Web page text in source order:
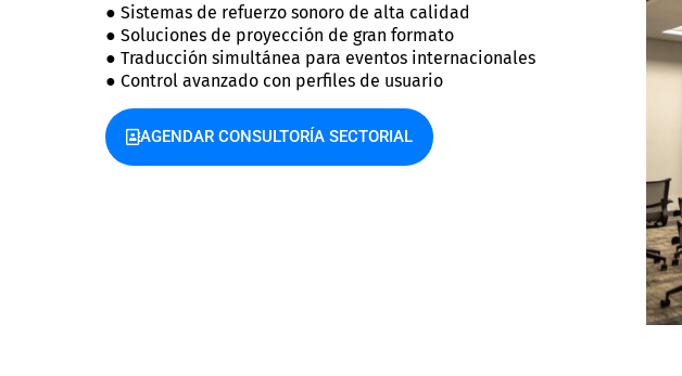
● Sistemas de refuerzo sonoro de alta calidad
● Soluciones de proyección de gran formato
● Traducción simultánea para eventos internacionales
● Control avanzado con perfiles de usuario
AGENDAR CONSULTORÍA SECTORIAL